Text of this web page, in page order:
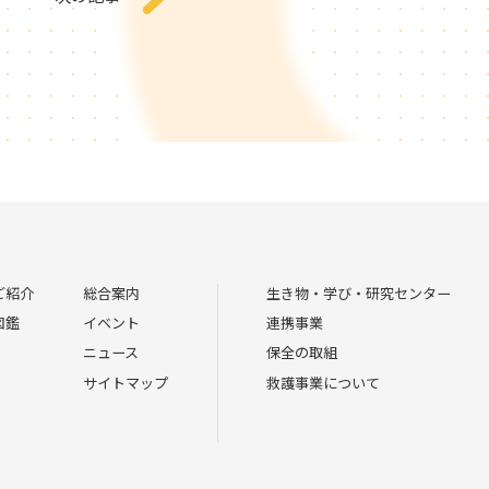
紹介
鑑
総合案内
イベント
ニュース
サイトマップ
生き物・学び・研究センター
連携事業
保全の取組
救護事業について